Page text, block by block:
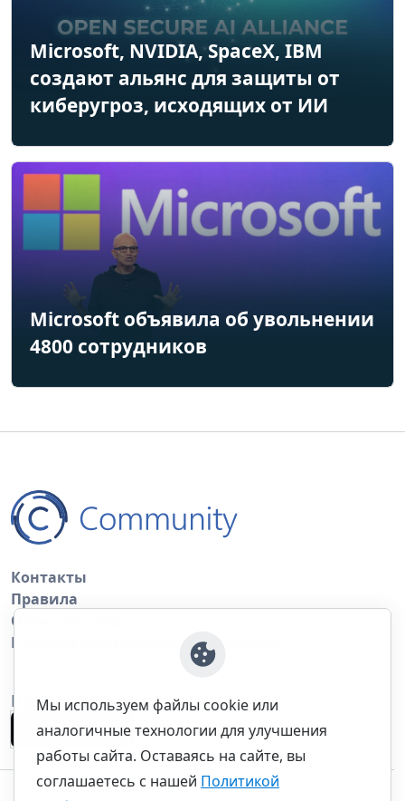
Microsoft, NVIDIA, SpaceX, IBM
создают альянс для защиты от
киберугроз, исходящих от ИИ
Microsoft объявила об увольнении
4800 сотрудников
Контакты
Правила
Обратная связь
Правила копирования материалов
Приложение
Мы используем файлы cookie или
аналогичные технологии для улучшения
работы сайта. Оставаясь на сайте, вы
соглашаетесь с нашей Политикой